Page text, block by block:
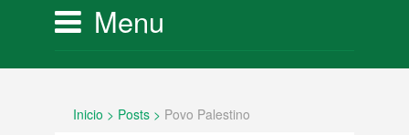
Menu
SOBRE NÓS
Inicio > Posts > Povo Palestino